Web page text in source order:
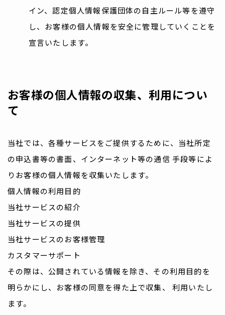
イン、認定個人情報保護団体の自主ルール等を遵守
し、お客様の個人情報を安全に管理していくことを
宣言いたします。
お客様の個人情報の収集、利用につい
て
当社では、各種サービスをご提供するために、当社所定
の申込書等の書面、インターネット等の通信 手段等によ
りお客様の個人情報を収集いたします。
個人情報の利用目的
当社サービスの紹介
当社サービスの提供
当社サービスのお客様管理
カスタマーサポート
その際は、公開されている情報を除き、その利用目的を
明らかにし、お客様の同意を得た上で収集、 利用いたし
ます。